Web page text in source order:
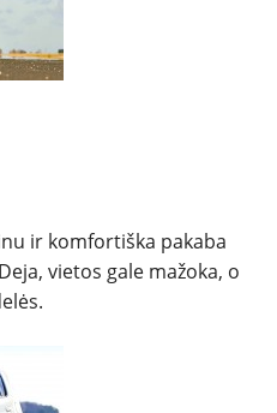
ir komfortiška pakaba
vietos gale mažoka, o